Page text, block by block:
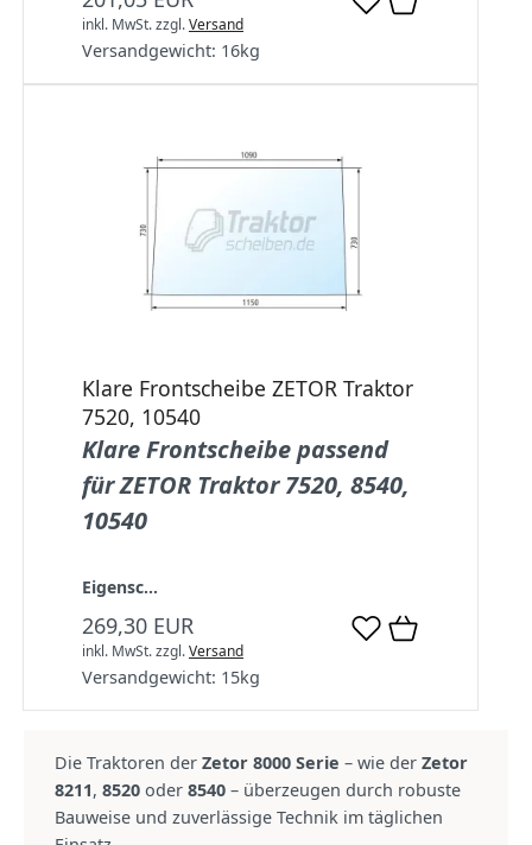
inkl. MwSt.zzgl.Versand
Versandgewicht: 16kg
Klare Frontscheibe ZETOR Traktor
7520, 10540
Klare Frontscheibe passend
für ZETOR Traktor 7520, 8540,
10540
Eigensc...
269,30 EUR
inkl. MwSt.zzgl.Versand
Versandgewicht: 15kg
Die Traktoren der Zetor 8000 Serie – wie der Zetor
8211, 8520 oder 8540 – überzeugen durch robuste
Bauweise und zuverlässige Technik im täglichen